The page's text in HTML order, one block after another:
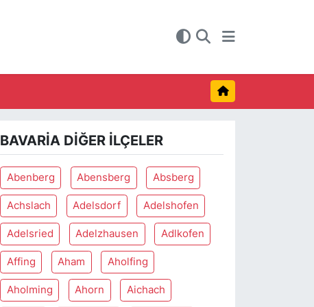
BAVARIA DIĞER İLÇELER
Abenberg Abensberg Absberg
Achslach Adelsdorf Adelshofen
Adelsried Adelzhausen Adlkofen
Affing Aham Aholfing
Aholming Ahorn Aichach